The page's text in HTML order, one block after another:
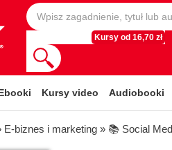
Kursy od 16,70 zł
Kursy video Audiobooki
E-biznes i marketing » 📚 Social